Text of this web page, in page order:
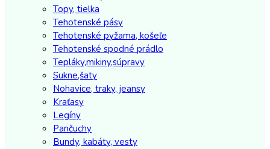
Topy, tielka
Tehotenské pásy
Tehotenské pyžama, košeľe
Tehotenské spodné prádlo
Tepláky,mikiny,súpravy
Sukne,šaty
Nohavice, traky, jeansy
Kraťasy
Legíny
Pančuchy
Bundy, kabáty, vesty